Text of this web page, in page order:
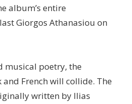
album’s entire
Giorgos Athanasiou on
musical poetry, the
and French will collide. The
written by Ilias